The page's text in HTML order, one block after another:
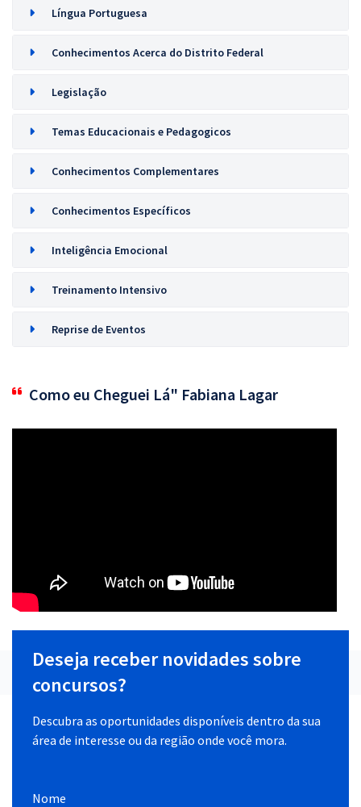
Língua Portuguesa
Conhecimentos Acerca do Distrito Federal
Legislação
Temas Educacionais e Pedagogicos
Conhecimentos Complementares
Conhecimentos Específicos
Inteligência Emocional
Treinamento Intensivo
Reprise de Eventos
Como eu Cheguei Lá" Fabiana Lagar
Deseja receber novidades sobre
concursos?
Descubra as oportunidades disponíveis dentro da sua
área de interesse ou da região onde você mora.
Nome